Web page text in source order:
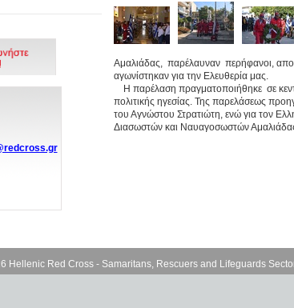
Αμαλιάδας,
παρέλαυναν περήφανοι,
αγωνίστηκαν για την Ελευθερία μας.
Η παρέλαση πραγματοποιήθηκε σε
πολιτικής ηγεσίας. Της παρελάσεως
του Αγνώστου Στρατιώτη, ενώ για τον
Διασωστών και Ναυαγοσωστών
Hellenic Red Cross - Samaritans, Rescuers and Lifeguards